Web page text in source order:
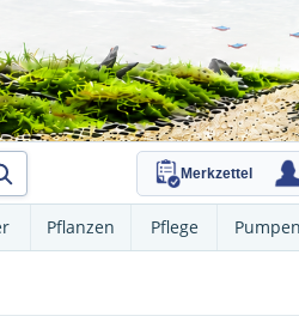
Merkzettel
Pflanzen Pflege Pumpen